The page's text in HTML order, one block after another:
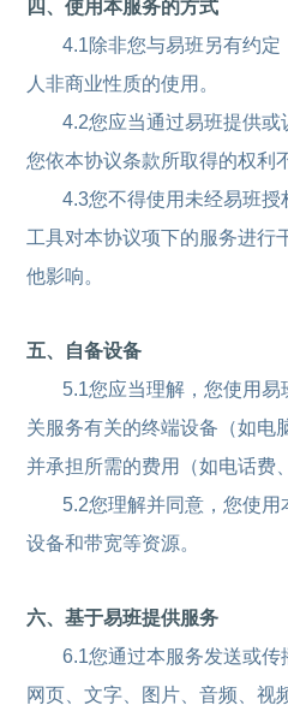
四、使用本服务的方式
4.1除非您与易班另有约
人非商业性质的使用。
4.2您应当通过易班提供或
您依本协议条款所取得的权利
4.3您不得使用未经易班
工具对本协议项下的服务进行
他影响。
五、自备设备
5.1您应当理解，您使用
关服务有关的终端设备（如电
并承担所需的费用（如电话费
5.2您理解并同意，您使
设备和带宽等资源。
六、基于易班提供服务
6.1您通过本服务发送或
网页、文字、图片、音频、视